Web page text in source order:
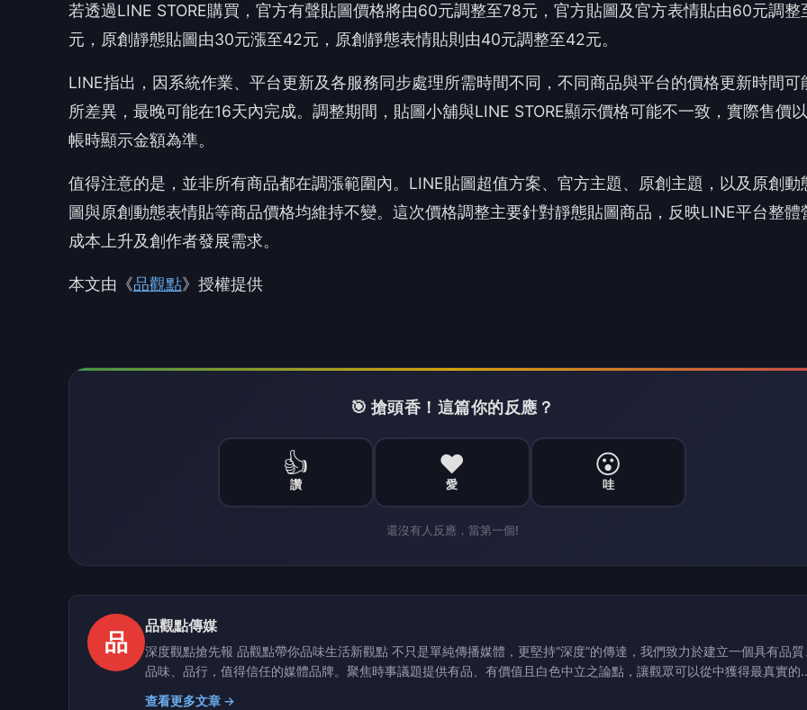
若透過LINE STORE購買，官方有聲貼圖價格將由60元調整至78元，官方貼圖及官方表情貼由60元調整
元，原創靜態貼圖由30元漲至42元，原創靜態表情貼則由40元調整至42元。
LINE指出，因系統作業、平台更新及各服務同步處理所需時間不同，不同商品與平台的價格更新時間可
所差異，最晚可能在16天內完成。調整期間，貼圖小舖與LINE STORE顯示價格可能不一致，實際售價
帳時顯示金額為準。
值得注意的是，並非所有商品都在調漲範圍內。LINE貼圖超值方案、官方主題、原創主題，以及原創動
圖與原創動態表情貼等商品價格均維持不變。這次價格調整主要針對靜態貼圖商品，反映LINE平台整體
成本上升及創作者發展需求。
本文由《品觀點》授權提供
🎯 搶頭香！這篇你的反應？
👍
讚
❤️
愛
😮
哇
還沒有人反應，當第一個!
品
品觀點傳媒
深度觀點搶先報 品觀點帶你品味生活新觀點 不只是單純傳播媒體，更堅持“深度”的傳達，我們致力於建立一個具有品質、
品味、品行，值得信任的媒體品牌。聚焦時事議題提供有品、有價值且白色中立之論點，讓觀眾可以從中獲得最真實的
息。
查看更多文章 →